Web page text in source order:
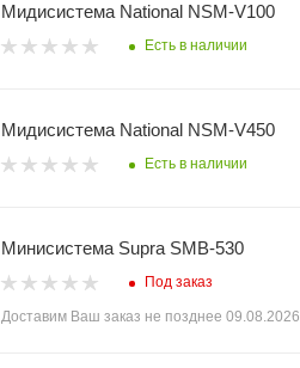
Мидисистема National NSM-V100
Есть в наличии
Мидисистема National NSM-V450
Есть в наличии
Минисистема Supra SMB-530
Под заказ
Доставим Ваш заказ не позднее 09.08.2026